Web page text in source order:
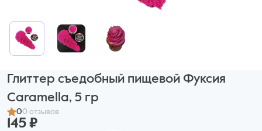
Глиттер съедобный пищевой Фуксия
Caramella, 5 гр
00 отзывов
145 ₽